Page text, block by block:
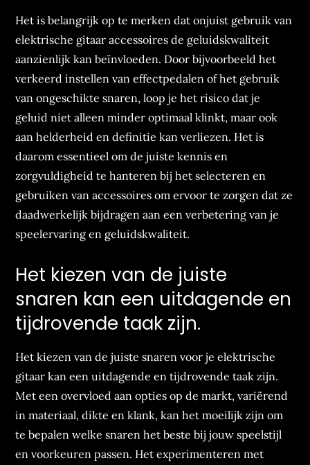
Het is belangrijk op te merken dat onjuist gebruik van
elektrische gitaar accessoires de geluidskwaliteit
aanzienlijk kan beïnvloeden. Door bijvoorbeeld het
verkeerd instellen van effectpedalen of het gebruik
van ongeschikte snaren, loop je het risico dat je
geluid niet alleen minder optimaal klinkt, maar ook
aan helderheid en definitie kan verliezen. Het is
daarom essentieel om de juiste kennis en
zorgvuldigheid te hanteren bij het selecteren en
gebruiken van accessoires om ervoor te zorgen dat ze
daadwerkelijk bijdragen aan een verbetering van je
speelervaring en geluidskwaliteit.
Het kiezen van de juiste
snaren kan een uitdagende en
tijdrovende taak zijn.
Het kiezen van de juiste snaren voor je elektrische
gitaar kan een uitdagende en tijdrovende taak zijn.
Met een overvloed aan opties op de markt, variërend
in materiaal, dikte en klank, kan het moeilijk zijn om
te bepalen welke snaren het beste bij jouw speelstijl
en voorkeuren passen. Het experimenteren met